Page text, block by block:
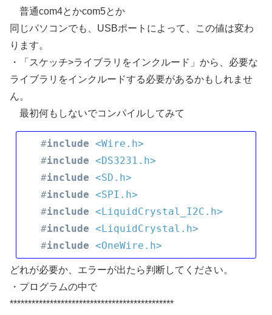
普通com4とかcom5とか
同じパソコンでも、USBポートによって、この値は変わ
ります。
・「スケッチ>ライブラリをインクルード」から、必要な
ライブラリをインクルードする必要があるかもしれませ
ん。
最初何もしないでコンパイルしてみて
#include
<Wire.h>
#include
<DS3231.h>
#include
<SD.h>
#include
<SPI.h>
#include
<LiquidCrystal_I2C.h>
#include
<LiquidCrystal.h>
#include <OneWire.h>
どれが必要か、エラーが出たら判断してください。
・プログラムの中で
*********************************************